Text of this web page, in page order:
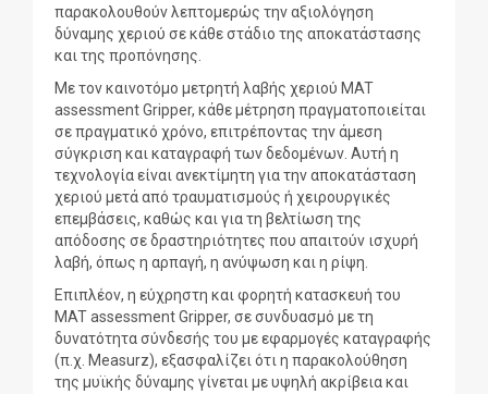
παρακολουθούν λεπτομερώς την αξιολόγηση
δύναμης χεριού σε κάθε στάδιο της αποκατάστασης
και της προπόνησης.
Με τον καινοτόμο μετρητή λαβής χεριού MAT
assessment Gripper, κάθε μέτρηση πραγματοποιείται
σε πραγματικό χρόνο, επιτρέποντας την άμεση
σύγκριση και καταγραφή των δεδομένων. Αυτή η
τεχνολογία είναι ανεκτίμητη για την αποκατάσταση
χεριού μετά από τραυματισμούς ή χειρουργικές
επεμβάσεις, καθώς και για τη βελτίωση της
απόδοσης σε δραστηριότητες που απαιτούν ισχυρή
λαβή, όπως η αρπαγή, η ανύψωση και η ρίψη.
Επιπλέον, η εύχρηστη και φορητή κατασκευή του
MAT assessment Gripper, σε συνδυασμό με τη
δυνατότητα σύνδεσής του με εφαρμογές καταγραφής
(π.χ. Measurz), εξασφαλίζει ότι η παρακολούθηση
της μυϊκής δύναμης γίνεται με υψηλή ακρίβεια και